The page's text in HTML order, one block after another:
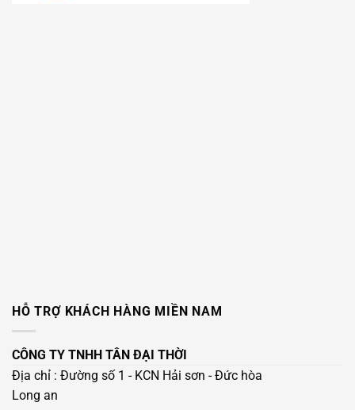
HỖ TRỢ KHÁCH HÀNG MIỀN NAM
CÔNG TY TNHH TÂN ĐẠI THỜI
Địa chỉ : Đường số 1 - KCN Hải sơn - Đức hòa
Long an